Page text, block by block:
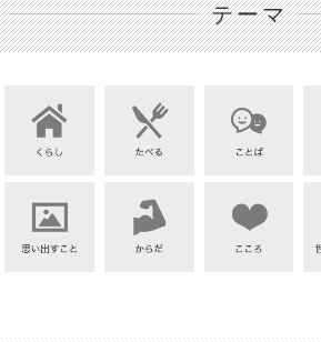
テーマ